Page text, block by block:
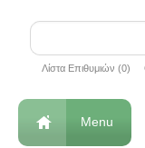
Λίστα Επιθυμιών (0)
Menu